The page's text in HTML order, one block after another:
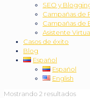
SEO y
Campañas de
Campañas de
Asistente
Casos de éxito
Blog
Español
Español
English
Mostrando 2 resultados